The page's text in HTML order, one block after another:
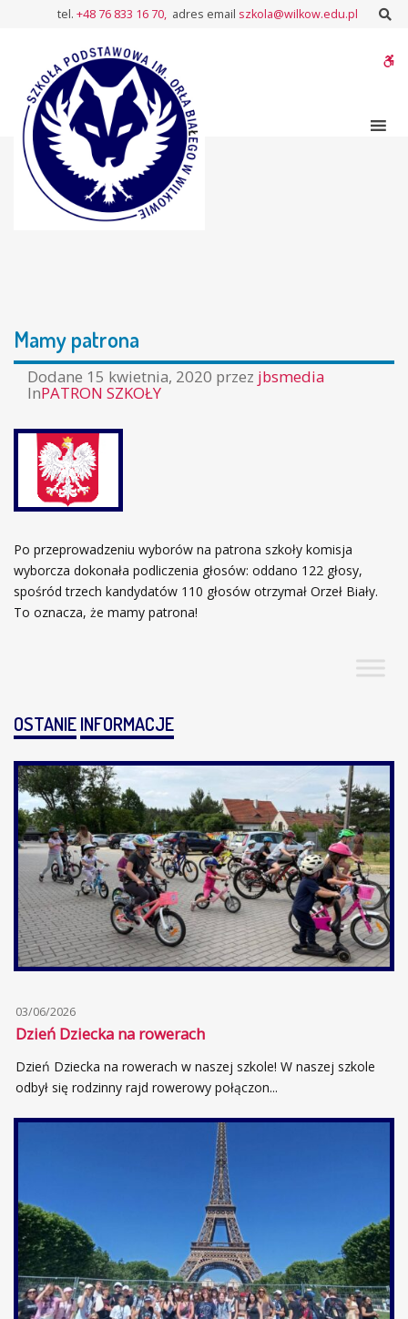
tel. +48 76 833 16 70, adres email szkola@wilkow.edu.pl
Mamy patrona
Dodane 15 kwietnia, 2020 przez jbsmedia
InPATRON SZKOŁY
Po przeprowadzeniu wyborów na patrona szkoły komisja
wyborcza dokonała podliczenia głosów: oddano 122 głosy,
spośród trzech kandydatów 110 głosów otrzymał Orzeł Biały.
To oznacza, że mamy patrona!
OSTANIEINFORMACJE
03/06/2026
Dzień Dziecka na rowerach
Dzień Dziecka na rowerach w naszej szkole! W naszej szkole
odbył się rodzinny rajd rowerowy połączon...